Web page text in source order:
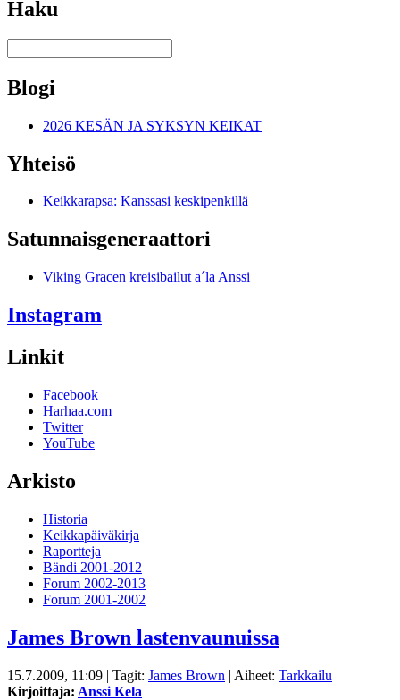
Haku
Blogi
2026 KESÄN JA SYKSYN KEIKAT
Yhteisö
Keikkarapsa: Kanssasi keskipenkillä
Satunnais­generaattori
Viking Gracen kreisibailut a´la Anssi
Instagram
Linkit
Facebook
Harhaa.com
Twitter
YouTube
Arkisto
Historia
Keikkapäiväkirja
Raportteja
Bändi 2001-2012
Forum 2002-2013
Forum 2001-2002
James Brown lastenvaunuissa
15.7.2009, 11:09 | Tagit: James Brown | Aiheet: Tarkkailu |
Kirjoittaja: Anssi Kela